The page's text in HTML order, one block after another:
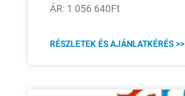
ÁR: 1 056 640Ft
RÉSZLETEK ÉS AJÁNLATKÉRÉS >>